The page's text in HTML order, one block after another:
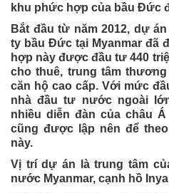
khu phức hợp của bầu Đức
Bắt đầu từ năm 2012, dự
ty bầu Đức tại Myanmar đã
hợp này được đầu tư 440
cho thuê, trung tâm
căn hộ cao cấp. Với mức
nhà đầu tư nước ngoài
nhiều diễn đàn của châu
cũng được lập nên để
này.
Vị trí dự án là trung tâm
nước Myanmar, cạnh hồ